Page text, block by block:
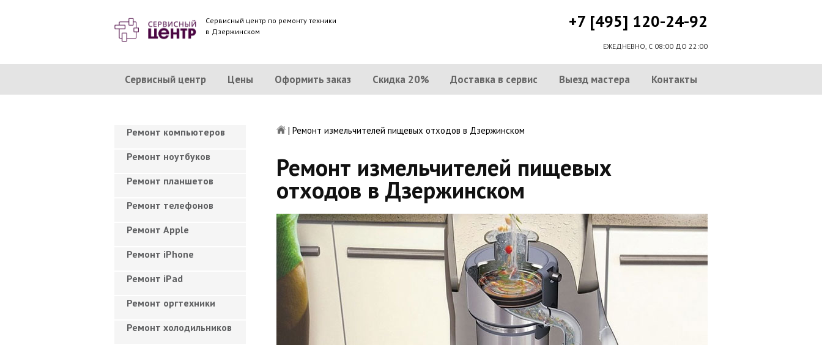
Сервисный центр по ремонту техники
в Дзержинском
+7 [495] 120-24-92
ЕЖЕДНЕВНО, С 08:00 ДО 22:00
Сервисный центр Цены Оформить заказ Скидка 20% Доставка в сервис Выезд мастера Контакты
| Ремонт измельчителей пищевых отходов в Дзержинском
Ремонт измельчителей пищевых
отходов в Дзержинском
Ремонт компьютеров
Ремонт ноутбуков
Ремонт планшетов
Ремонт телефонов
Ремонт Apple
Ремонт iPhone
Ремонт iPad
Ремонт оргтехники
Ремонт холодильников